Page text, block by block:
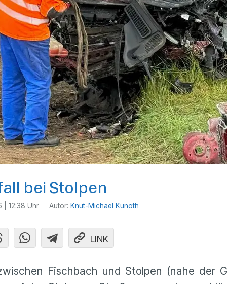
bei Stolpen
| 12:38 Uhr Autor: Knut-Michael Kunoth
LINK
Fischbach und Stolpen (nahe der